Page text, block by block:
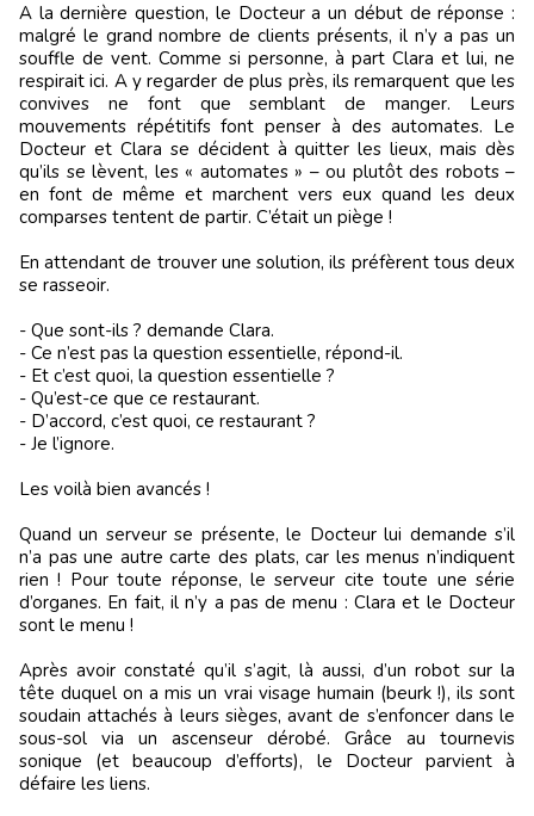
A la dernière question, le Docteur a un début de réponse :
malgré le grand nombre de clients présents, il n’y a pas un
souffle de vent. Comme si personne, à part Clara et lui, ne
respirait ici. A y regarder de plus près, ils remarquent que les
convives ne font que semblant de manger. Leurs
mouvements répétitifs font penser à des automates. Le
Docteur et Clara se décident à quitter les lieux, mais dès
qu’ils se lèvent, les « automates » – ou plutôt des robots –
en font de même et marchent vers eux quand les deux
comparses tentent de partir. C’était un piège !
En attendant de trouver une solution, ils préfèrent tous deux
se rasseoir.
- Que sont-ils ? demande Clara.
- Ce n’est pas la question essentielle, répond-il.
- Et c’est quoi, la question essentielle ?
- Qu’est-ce que ce restaurant.
- D’accord, c’est quoi, ce restaurant ?
- Je l’ignore.
Les voilà bien avancés !
Quand un serveur se présente, le Docteur lui demande s’il
n’a pas une autre carte des plats, car les menus n’indiquent
rien ! Pour toute réponse, le serveur cite toute une série
d’organes. En fait, il n’y a pas de menu : Clara et le Docteur
sont le menu !
Après avoir constaté qu’il s’agit, là aussi, d’un robot sur la
tête duquel on a mis un vrai visage humain (beurk !), ils sont
soudain attachés à leurs sièges, avant de s’enfoncer dans le
sous-sol via un ascenseur dérobé. Grâce au tournevis
sonique (et beaucoup d’efforts), le Docteur parvient à
défaire les liens.